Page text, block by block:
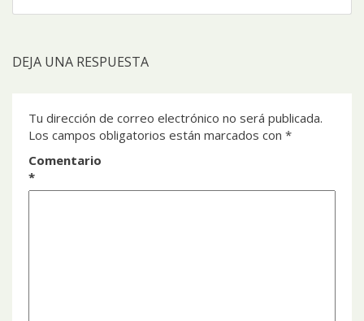
DEJA UNA RESPUESTA
Tu dirección de correo electrónico no será publicada.
Los campos obligatorios están marcados con *
Comentario
*